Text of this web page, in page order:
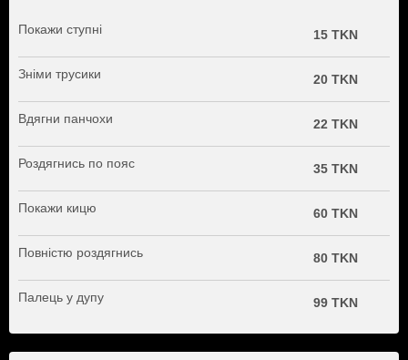
Покажи ступні 15 TKN
Зніми трусики 20 TKN
Вдягни панчохи 22 TKN
Роздягнись по пояс 35 TKN
Покажи кицю 60 TKN
Повністю роздягнись 80 TKN
Палець у дупу 99 TKN